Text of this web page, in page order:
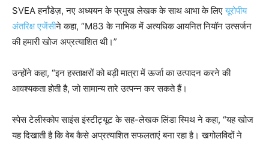
SVEA हर्नांडेज़, नए अध्ययन के प्रमुख लेखक के साथ आभा के लिएयूरोपीय
अंतरिक्ष एजेंसीने कहा, “M83 के नाभिक में अत्यधिक आयनित नियॉन उत्सर्जन
की हमारी खोज अप्रत्याशित थी।”
उन्होंने कहा, “इन हस्ताक्षरों को बड़ी मात्रा में ऊर्जा का उत्पादन करने की
आवश्यकता होती है, जो सामान्य तारे उत्पन्न कर सकते हैं।
स्पेस टेलीस्कोप साइंस इंस्टीट्यूट के सह-लेखक लिंडा स्मिथ ने कहा, “यह खोज
यह दिखाती है कि वेब कैसे अप्रत्याशित सफलताएं बना रहा है। खगोलविदों ने